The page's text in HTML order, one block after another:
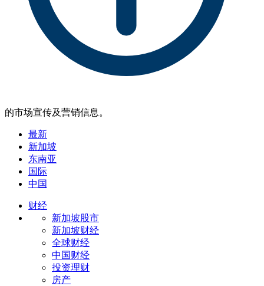
的市场宣传及营销信息。
最新
新加坡
东南亚
国际
中国
财经
新加坡股市
新加坡财经
全球财经
中国财经
投资理财
房产